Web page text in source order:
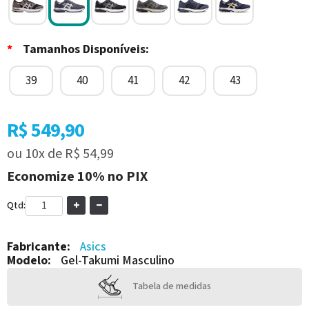
* Tamanhos Disponíveis:
39 40 41 42 43
R$ 549,90
ou 10xde R$ 54,99
Economize 10% no PIX
Qtd:
Fabricante: Asics
Modelo:
Gel-Takumi Masculino
Tabela de medidas